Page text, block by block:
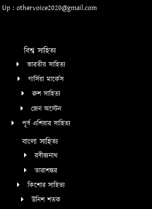
: othervoice2020@gmail.com
বিশ্ব সাহিত্য
ভারতীয় সাহিত্য
গার্সিয়া মার্কেস
রুশ সাহিত্য
জেন অস্টেন
পূর্ব এশিয়ার সাহিত্য
বাংলা সাহিত্য
রবীন্দ্রনাথ
তারাশঙ্কর
কিশোর সাহিত্য
উনিশ শতক